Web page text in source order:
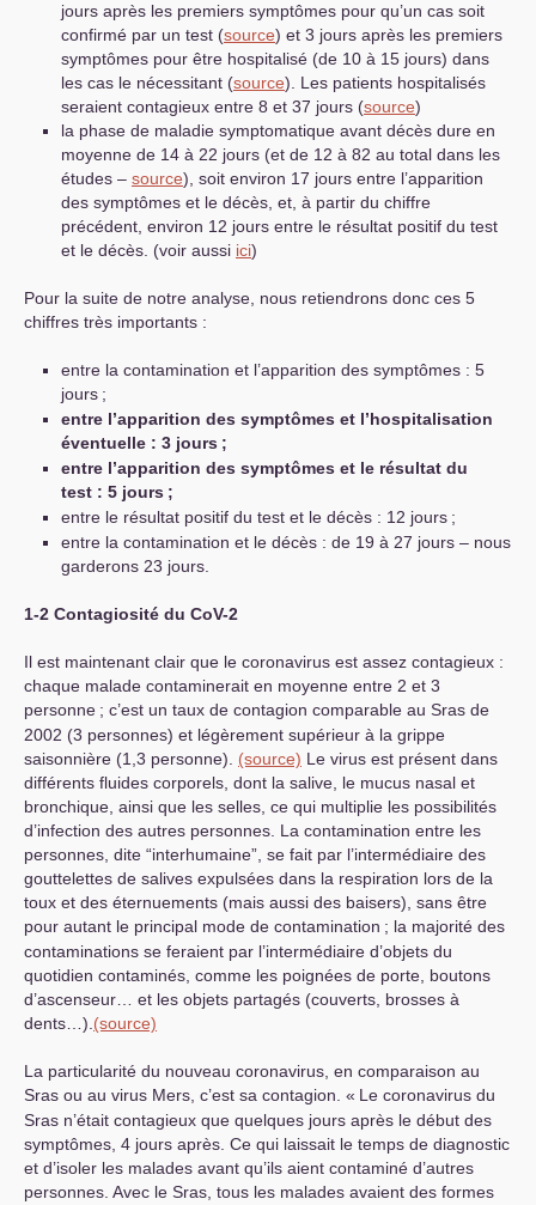
jours après les premiers symptômes pour qu’un cas soit
confirmé par un test (source) et 3 jours après les premiers
symptômes pour être hospitalisé (de 10 à 15 jours) dans
les cas le nécessitant (source). Les patients hospitalisés
seraient contagieux entre 8 et 37 jours (source)
la phase de maladie symptomatique avant décès dure en
moyenne de 14 à 22 jours (et de 12 à 82 au total dans les
études – source), soit environ 17 jours entre l’apparition
des symptômes et le décès, et, à partir du chiffre
précédent, environ 12 jours entre le résultat positif du test
et le décès. (voir aussi ici)
Pour la suite de notre analyse, nous retiendrons donc ces 5
chiffres très importants :
entre la contamination et l’apparition des symptômes : 5
jours ;
entre l’apparition des symptômes et l’hospitalisation
éventuelle : 3 jours ;
entre l’apparition des symptômes et le résultat du
test : 5 jours ;
entre le résultat positif du test et le décès : 12 jours ;
entre la contamination et le décès : de 19 à 27 jours – nous
garderons 23 jours.
1-2 Contagiosité du CoV-2
Il est maintenant clair que le coronavirus est assez contagieux :
chaque malade contaminerait en moyenne entre 2 et 3
personne ; c’est un taux de contagion comparable au Sras de
2002 (3 personnes) et légèrement supérieur à la grippe
saisonnière (1,3 personne). (source) Le virus est présent dans
différents fluides corporels, dont la salive, le mucus nasal et
bronchique, ainsi que les selles, ce qui multiplie les possibilités
d’infection des autres personnes. La contamination entre les
personnes, dite “interhumaine”, se fait par l’intermédiaire des
gouttelettes de salives expulsées dans la respiration lors de la
toux et des éternuements (mais aussi des baisers), sans être
pour autant le principal mode de contamination ; la majorité des
contaminations se feraient par l’intermédiaire d’objets du
quotidien contaminés, comme les poignées de porte, boutons
d’ascenseur… et les objets partagés (couverts, brosses à
dents…).(source)
La particularité du nouveau coronavirus, en comparaison au
Sras ou au virus Mers, c’est sa contagion. « Le coronavirus du
Sras n’était contagieux que quelques jours après le début des
symptômes, 4 jours après. Ce qui laissait le temps de diagnostic
et d’isoler les malades avant qu’ils aient contaminé d’autres
personnes. Avec le Sras, tous les malades avaient des formes